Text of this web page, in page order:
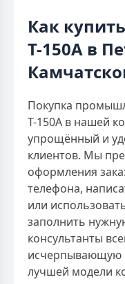
Как
Т-150А в
Покупка
Т-150А в нашей
упрощённый и
клиентов. Мы
оформления
телефона,
или
заполнить
консультанты
исчерпывающую
лучшей модели